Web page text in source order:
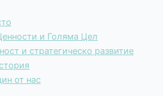
и Голяма Цел
и стратегическо развитие
от нас